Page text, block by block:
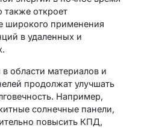
откроет
широкого применения
в удаленных и
области материалов и
продолжат улучшать
Например,
солнечные панели,
повысить КПД,